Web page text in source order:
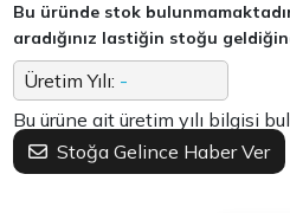
Bu üründe stok
aradığınız lastiğin stoğu
Üretim Yılı: -
Bu ürüne ait üretim yılı bilgisi
Stoğa Gelince Haber Ver